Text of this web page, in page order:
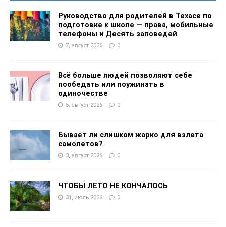
Руководство для родителей в Техасе по
подготовке к школе — права, мобильные
телефоны и Десять заповедей
7, август 2026 0
Всё больше людей позволяют себе
пообедать или поужинать в
одиночестве
5, август 2026 0
Бывает ли слишком жарко для взлета
самолетов?
3, август 2026 0
ЧТОБЫ ЛЕТО НЕ КОНЧАЛОСЬ
31, июль 2026 0